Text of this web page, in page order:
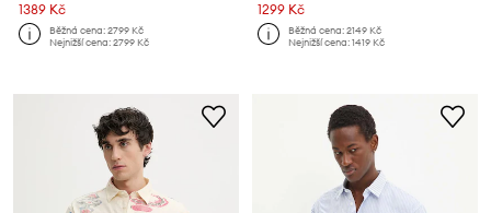
1389 Kč
Běžná cena:2799 Kč
Nejnižší cena:2799 Kč
1299 Kč
Běžná cena:2149 Kč
Nejnižší cena:1419 Kč